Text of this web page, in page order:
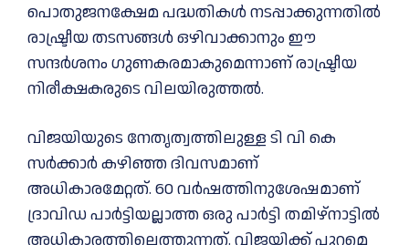
പൊതുജനക്ഷേമ പദ്ധതികള്‍ നടപ്പാക്കുന്നതില്‍
രാഷ്ട്രീയ തടസങ്ങള്‍ ഒഴിവാക്കാനും ഈ
സന്ദര്‍ശനം ഗുണകരമാകുമെന്നാണ് രാഷ്ട്രീയ
നിരീക്ഷകരുടെ വിലയിരുത്തല്‍.
വിജയിയുടെ നേതൃത്വത്തിലുള്ള ടി വി കെ
സര്‍ക്കാര്‍ കഴിഞ്ഞ ദിവസമാണ്
അധികാരമേറ്റത്. 60 വര്‍ഷത്തിനുശേഷമാണ്
ദ്രാവിഡ പാര്‍ട്ടിയല്ലാത്ത ഒരു പാര്‍ട്ടി തമിഴ്‌നാട്ടില്‍
അധികാരത്തിലെത്തുന്നത്. വിജയിക്ക് പുറമെ